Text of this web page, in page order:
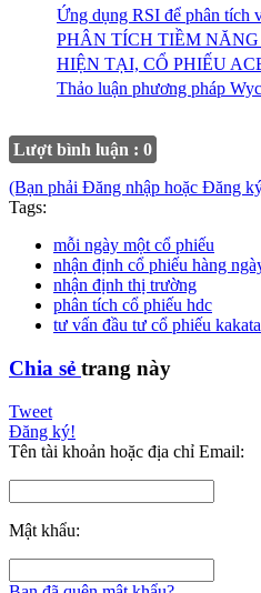
Ứng dụng RSI để phân tích
PHÂN TÍCH TIỀM
HIỆN TẠI, CỔ PHIẾU
Thảo luận phương pháp
Lượt bình luận : 0
(Bạn phải Đăng nhập hoặc Đăng
Tags:
mỗi ngày một cổ phiếu
nhận định cổ phiếu hàng
nhận định thị trường
phân tích cổ phiếu hdc
tư vấn đầu tư cổ phiếu kakata
Chia sẻ trang này
Tweet
Đăng ký!
Tên tài khoản hoặc địa chỉ Email:
Mật khẩu: